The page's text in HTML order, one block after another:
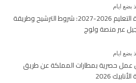
بضع ايام
مباراة التعليم 2026-2027: شروط الترشيح وطريقة
عبر منصة ولوج
بضع ايام
حصرية بمطارات المملكة عن طريق
2026